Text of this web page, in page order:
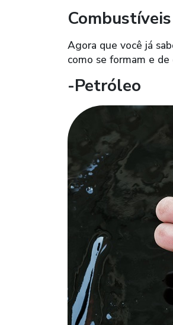
Agora que você já
como se formam e
-Petróleo